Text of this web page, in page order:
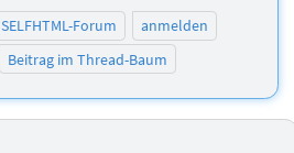
SELFHTML-Forum
anmelden
Beitrag im Thread-Baum